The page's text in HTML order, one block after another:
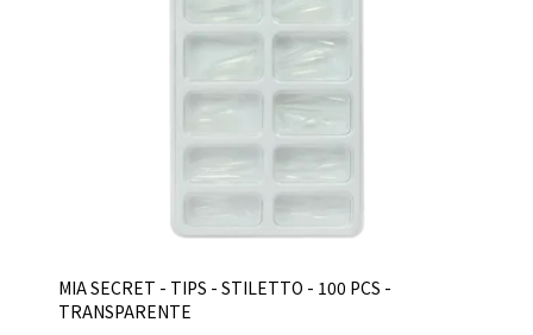
MIA SECRET - TIPS - STILETTO - 100 PCS -
TRANSPARENTE